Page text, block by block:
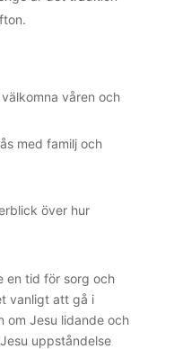
våren och
med familj och
över hur
en tid för sorg och
vanligt att gå i
om Jesu lidande och
uppståndelse